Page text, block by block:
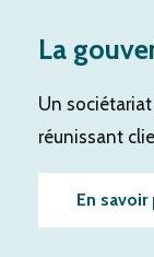
La
Un
réunissant
En savoir